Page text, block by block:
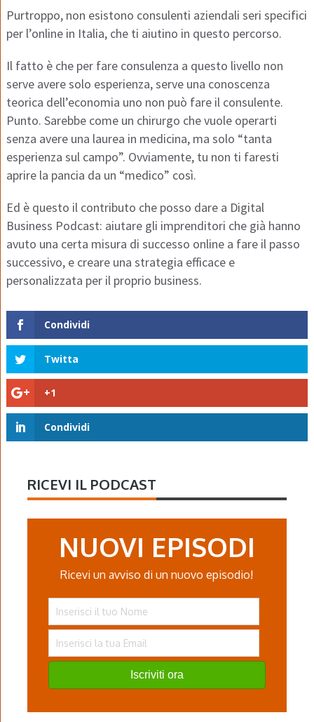
Purtroppo, non esistono consulenti aziendali seri specifici
per l’online in Italia, che ti aiutino in questo percorso.
Il fatto è che per fare consulenza a questo livello non
serve avere solo esperienza, serve una conoscenza
teorica dell’economia uno non può fare il consulente.
Punto. Sarebbe come un chirurgo che vuole operarti
senza avere una laurea in medicina, ma solo “tanta
esperienza sul campo”. Ovviamente, tu non ti faresti
aprire la pancia da un “medico” così.
Ed è questo il contributo che posso dare a Digital
Business Podcast: aiutare gli imprenditori che già hanno
avuto una certa misura di successo online a fare il passo
successivo, e creare una strategia efficace e
personalizzata per il proprio business.
Condividi
Twitta
+1
Condividi
RICEVI IL PODCAST
NUOVI EPISODI
Ricevi un avviso di un nuovo episodio!
Iscriviti ora